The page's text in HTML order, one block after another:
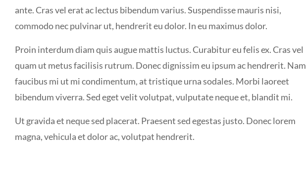
ante. Cras vel erat ac lectus bibendum varius. Suspendisse mauris nisi,
commodo nec pulvinar ut, hendrerit eu dolor. In eu maximus dolor.
Proin interdum diam quis augue mattis luctus. Curabitur eu felis ex. Cras vel
quam ut metus facilisis rutrum. Donec dignissim eu ipsum ac hendrerit. Nam
faucibus mi ut mi condimentum, at tristique urna sodales. Morbi laoreet
bibendum viverra. Sed eget velit volutpat, vulputate neque et, blandit mi.
Ut gravida et neque sed placerat. Praesent sed egestas justo. Donec lorem
magna, vehicula et dolor ac, volutpat hendrerit.